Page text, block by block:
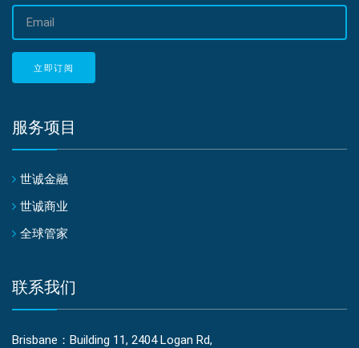
立即订阅
服务项目
世诚金融
世诚商业
全球管家
联系我们
Brisbane：Building 11, 2404 Logan Rd,